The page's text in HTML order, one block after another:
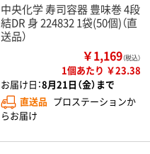
中央化学 寿司容器 豊味巻 4段
結DR 身 224832 1袋(50個)（直
送品）
￥1,169（税込）
1個あたり ￥23.38
お届け日：8月21日（金）まで
直送品 プロステーションか
らお届け